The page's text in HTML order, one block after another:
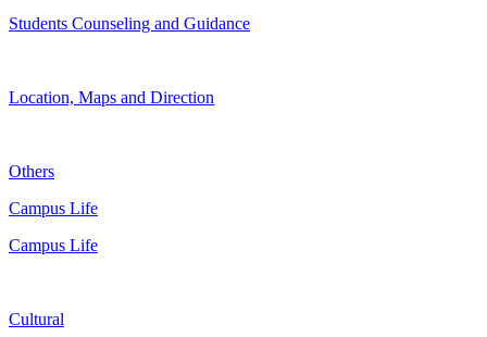
Students Counseling and Guidance
Location, Maps and Direction
Others
Campus Life
Campus Life
Cultural